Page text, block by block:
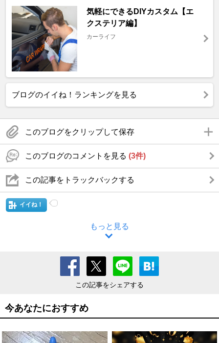
気軽にできるDIYカスタム【エ
クステリア編】
カーライフ
ブログのイイね！ランキングを見る
このブログをクリップして保存
このブログのコメントを見る (3件)
この記事をトラックバックする
イイね！
もっと見る
この記事をシェアする
今あなたにおすすめ